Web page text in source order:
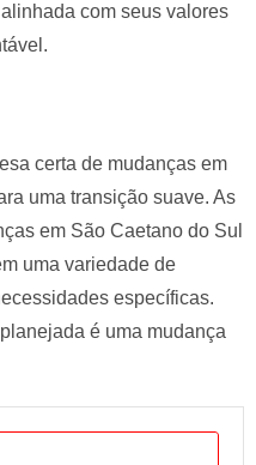
com seus valores
certa de mudanças em
uma transição suave. As
em São Caetano do Sul
uma variedade de
específicas.
é uma mudança